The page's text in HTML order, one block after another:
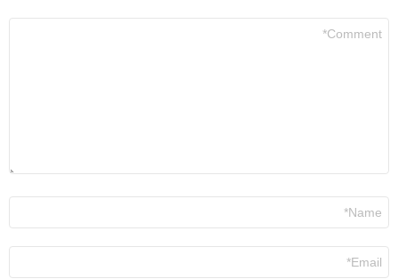
שלך